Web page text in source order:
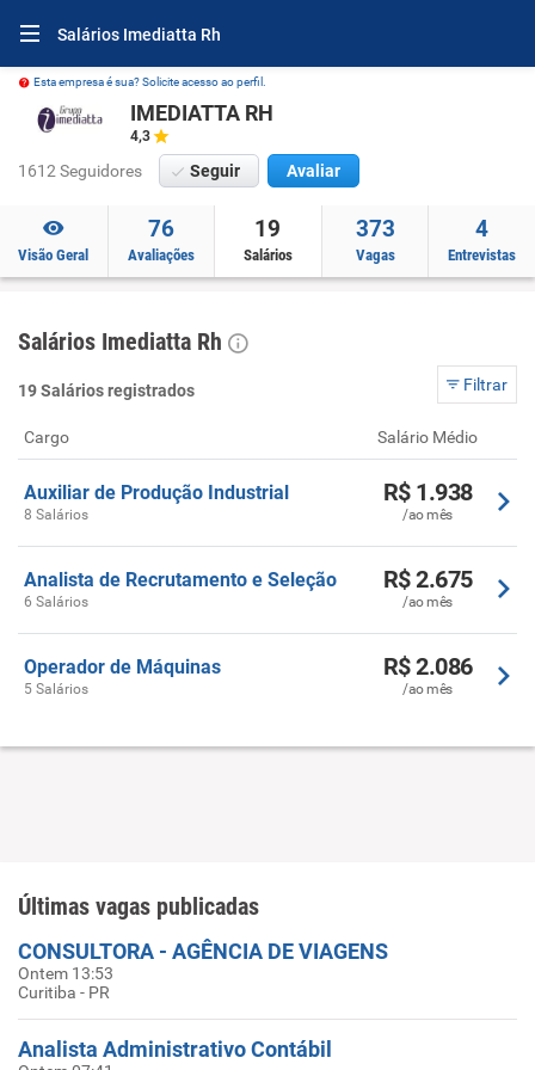
Salários Imediatta Rh
Esta empresa é sua? Solicite acesso ao perfil.
IMEDIATTA RH
4,3
1612 Seguidores Seguir Avaliar
Visão Geral
76
Avaliações
19
Salários
373
Vagas
4
Entrevistas
Salários Imediatta Rh
19 Salários registrados Filtrar
Cargo Salário Médio
Auxiliar de Produção Industrial
8 Salários
R$ 1.938
/ao mês
Analista de Recrutamento e Seleção
6 Salários
R$ 2.675
/ao mês
Operador de Máquinas
5 Salários
R$ 2.086
/ao mês
Últimas vagas publicadas
CONSULTORA - AGÊNCIA DE VIAGENS
Ontem 13:53
Curitiba - PR
Analista Administrativo Contábil